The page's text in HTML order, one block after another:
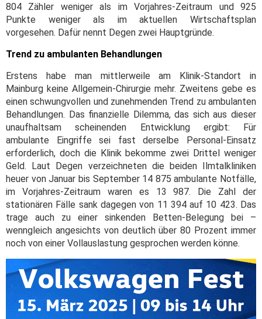
804 Zähler weniger als im Vorjahres-Zeitraum und 925
Punkte weniger als im aktuellen Wirtschaftsplan
vorgesehen. Dafür nennt Degen zwei Hauptgründe.
Trend zu ambulanten Behandlungen
Erstens habe man mittlerweile am Klinik-Standort in
Mainburg keine Allgemein-Chirurgie mehr. Zweitens gebe es
einen schwungvollen und zunehmenden Trend zu ambulanten
Behandlungen. Das finanzielle Dilemma, das sich aus dieser
unaufhaltsam scheinenden Entwicklung ergibt: Für
ambulante Eingriffe sei fast derselbe Personal-Einsatz
erforderlich, doch die Klinik bekomme zwei Drittel weniger
Geld. Laut Degen verzeichneten die beiden Ilmtalkliniken
heuer von Januar bis September 14 875 ambulante Notfälle,
im Vorjahres-Zeitraum waren es 13 987. Die Zahl der
stationären Fälle sank dagegen von 11 394 auf 10 423. Das
trage auch zu einer sinkenden Betten-Belegung bei –
wenngleich angesichts von deutlich über 80 Prozent immer
noch von einer Vollauslastung gesprochen werden könne.